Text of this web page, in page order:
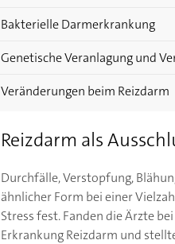
Bakterielle Darmerkrankung
Genetische Veranlagung und
Veränderungen beim Reizdarm
Reizdarm als
Durchfälle, Verstopfung,
ähnlicher Form bei einer
Stress fest. Fanden die Ärzte
Erkrankung Reizdarm und